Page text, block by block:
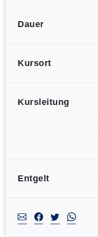
Dauer
Kursort
Kursleitung
Entgelt